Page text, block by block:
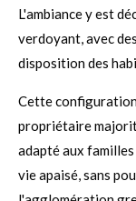
L'ambiance y est
verdoyant, avec
disposition des
Cette
propriétaire
adapté aux
vie apaisé, sans